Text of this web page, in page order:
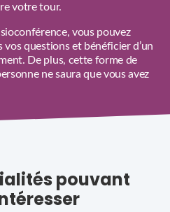
votre tour.
vous pouvez
questions et bénéficier d’un
De plus, cette forme de
ne saura que vous avez
pouvant